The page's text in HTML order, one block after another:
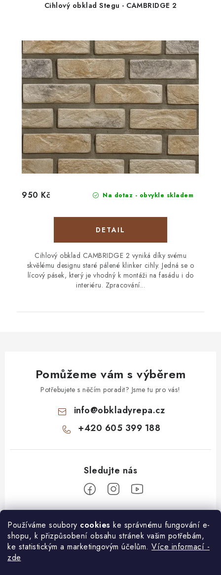
Používáme soubory cookies ke správnému fungování e-
shopu, k přizpůsobení obsahu stránek vašim potřebám,
ke statistickým a marketingovým účelům. Více informací -
zde
Cihlový obklad Stegu - CAMBRIDGE 2
Na dotaz - obvykle skladem
950 Kč
Cihlový obklad CAMBRIDGE 2 vyniká díky svému
skvělému designu staré pálené klinker cihly. Jedná se o
lícový pásek, který je vhodný k montáži na fasádu i do
interiéru. Zpracování...
Pomůžeme vám s výběrem
Potřebujete s něčím poradit? Jsme tu pro vás!
info@obkladyrepa.cz
+420 605 399 188
Z
O nákupu
Doprava a platba
Informace pro Vás